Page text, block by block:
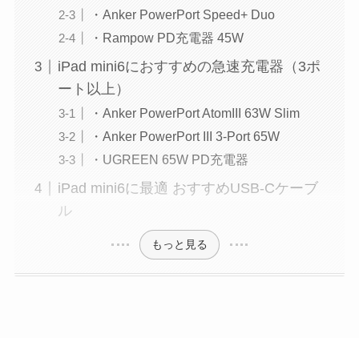
・Anker PowerPort Speed+ Duo
・Rampow PD充電器 45W
iPad mini6におすすめの急速充電器（3ポ
ート以上）
・Anker PowerPort AtomIII 63W Slim
・Anker PowerPort III 3-Port 65W
・UGREEN 65W PD充電器
iPad mini6に最適 おすすめUSB-Cケーブ
ル
もっと見る